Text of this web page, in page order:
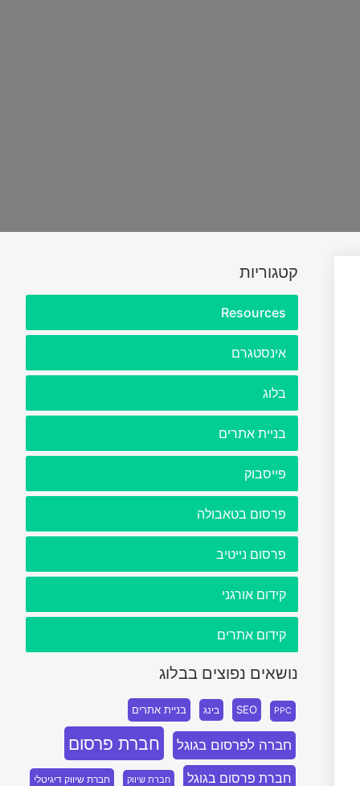
קטגוריות
Resources
אינסטגרם
בלוג
בניית אתרים
פייסבוק
פרסום בטאבולה
פרסום נייטיב
קידום אורגני
קידום אתרים
נושאים נפוצים בבלוג
PPC
SEO בינג בניית אתרים
חברה לפרסום בגוגל חברת פרסום
חברת פרסום בגוגל חברת שיווק חברת שיווק דיגיטלי